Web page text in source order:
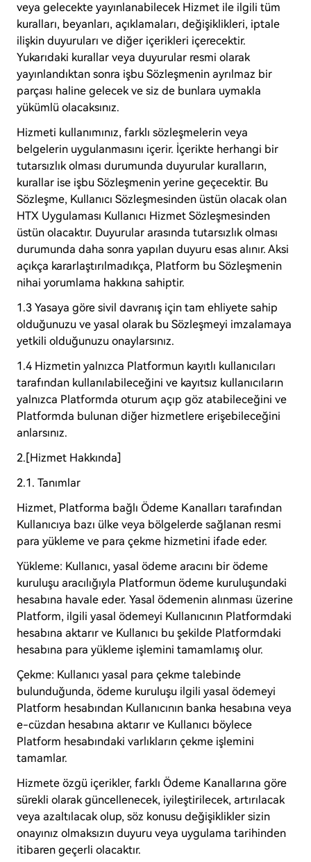
veya gelecekte yayınlanabilecek Hizmet ile ilgili tüm
kuralları, beyanları, açıklamaları, değişiklikleri, iptale
ilişkin duyuruları ve diğer içerikleri içerecektir.
Yukarıdaki kurallar veya duyurular resmi olarak
yayınlandıktan sonra işbu Sözleşmenin ayrılmaz bir
parçası haline gelecek ve siz de bunlara uymakla
yükümlü olacaksınız.
Hizmeti kullanımınız, farklı sözleşmelerin veya
belgelerin uygulanmasını içerir. İçerikte herhangi bir
tutarsızlık olması durumunda duyurular kuralların,
kurallar ise işbu Sözleşmenin yerine geçecektir. Bu
Sözleşme, Kullanıcı Sözleşmesinden üstün olacak olan
HTX Uygulaması Kullanıcı Hizmet Sözleşmesinden
üstün olacaktır. Duyurular arasında tutarsızlık olması
durumunda daha sonra yapılan duyuru esas alınır. Aksi
açıkça kararlaştırılmadıkça, Platform bu Sözleşmenin
nihai yorumlama hakkına sahiptir.
1.3 Yasaya göre sivil davranış için tam ehliyete sahip
olduğunuzu ve yasal olarak bu Sözleşmeyi imzalamaya
yetkili olduğunuzu onaylarsınız.
1.4 Hizmetin yalnızca Platformun kayıtlı kullanıcıları
tarafından kullanılabileceğini ve kayıtsız kullanıcıların
yalnızca Platformda oturum açıp göz atabileceğini ve
Platformda bulunan diğer hizmetlere erişebileceğini
anlarsınız.
2.[Hizmet Hakkında]
2.1. Tanımlar
Hizmet, Platforma bağlı Ödeme Kanalları tarafından
Kullanıcıya bazı ülke veya bölgelerde sağlanan resmi
para yükleme ve para çekme hizmetini ifade eder.
Yükleme: Kullanıcı, yasal ödeme aracını bir ödeme
kuruluşu aracılığıyla Platformun ödeme kuruluşundaki
hesabına havale eder. Yasal ödemenin alınması üzerine
Platform, ilgili yasal ödemeyi Kullanıcının Platformdaki
hesabına aktarır ve Kullanıcı bu şekilde Platformdaki
hesabına para yükleme işlemini tamamlamış olur.
Çekme: Kullanıcı yasal para çekme talebinde
bulunduğunda, ödeme kuruluşu ilgili yasal ödemeyi
Platform hesabından Kullanıcının banka hesabına veya
e-cüzdan hesabına aktarır ve Kullanıcı böylece
Platform hesabındaki varlıkların çekme işlemini
tamamlar.
Hizmete özgü içerikler, farklı Ödeme Kanallarına göre
sürekli olarak güncellenecek, iyileştirilecek, artırılacak
veya azaltılacak olup, söz konusu değişiklikler sizin
onayınız olmaksızın duyuru veya uygulama tarihinden
itibaren geçerli olacaktır.